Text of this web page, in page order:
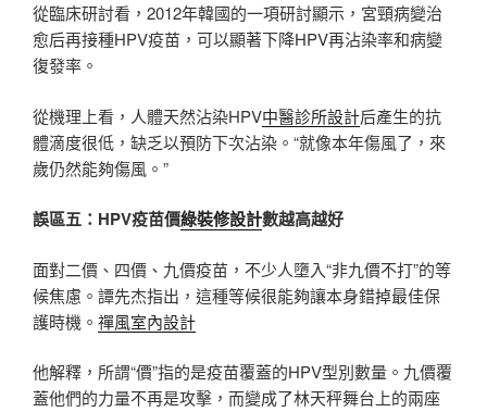
從臨床研討看，2012年韓國的一項研討顯示，宮頸病變治
愈后再接種HPV疫苗，可以顯著下降HPV再沾染率和病變
復發率。
從機理上看，人體天然沾染HPV中醫診所設計后產生的抗
體滴度很低，缺乏以預防下次沾染。“就像本年傷風了，來
歲仍然能夠傷風。”
誤區五：HPV疫苗價綠裝修設計數越高越好
面對二價、四價、九價疫苗，不少人墮入“非九價不打”的等
候焦慮。譚先杰指出，這種等候很能夠讓本身錯掉最佳保
護時機。 禪風室內設計
他解釋，所謂“價”指的是疫苗覆蓋的HPV型別數量。九價覆
蓋他們的力量不再是攻擊，而變成了林天秤舞台上的兩座